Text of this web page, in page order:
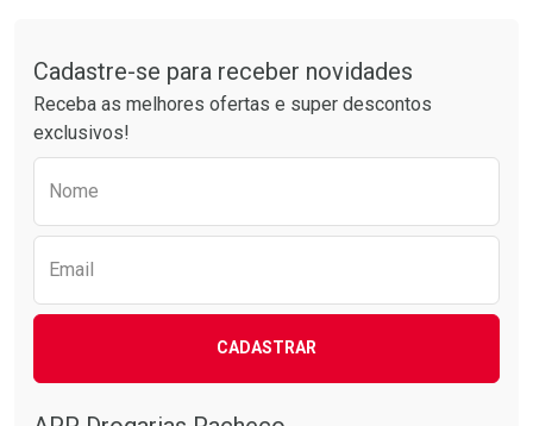
Cadastre-se para receber novidades
Receba as melhores ofertas e super descontos
exclusivos!
Nome
Email
CADASTRAR